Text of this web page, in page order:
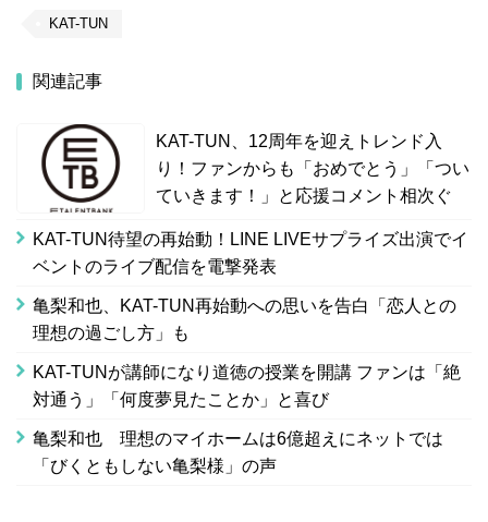
KAT-TUN
関連記事
KAT-TUN、12周年を迎えトレンド入
り！ファンからも「おめでとう」「つい
ていきます！」と応援コメント相次ぐ
KAT-TUN待望の再始動！LINE LIVEサプライズ出演でイ
ベントのライブ配信を電撃発表
亀梨和也、KAT-TUN再始動への思いを告白「恋人との
理想の過ごし方」も
KAT-TUNが講師になり道徳の授業を開講 ファンは「絶
対通う」「何度夢見たことか」と喜び
亀梨和也 理想のマイホームは6億超えにネットでは
「びくともしない亀梨様」の声